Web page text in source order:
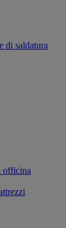
di saldatura
officina